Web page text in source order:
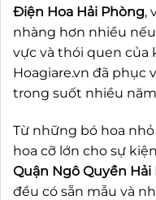
Điện Hoa Hải Phòng,
nhàng hơn nhiều
vực và thói quen của
Hoagiare.vn đã phục
trong suốt nhiều
Từ những bó hoa
hoa cỡ lớn cho sự
Quận Ngô Quyền
đều có sẵn mẫu và